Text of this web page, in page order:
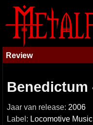
Review
Benedictum
Jaar van release: 2006
Label: Locomotive Music